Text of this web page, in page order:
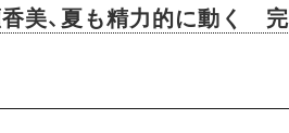
美、夏も精力的に動く